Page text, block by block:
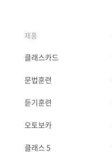
제품
클래스카드
문법훈련
듣기훈련
오토보카
클래스 5